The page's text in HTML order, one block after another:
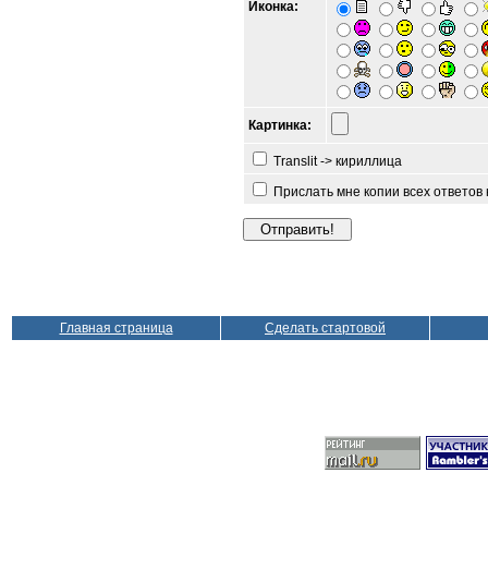
Иконка:
Картинка:
Translit -> кириллица
Прислать мне копии всех
Главная страница Сделать стартовой